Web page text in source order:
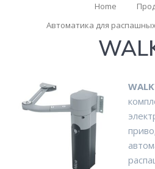
Home
Автоматика для